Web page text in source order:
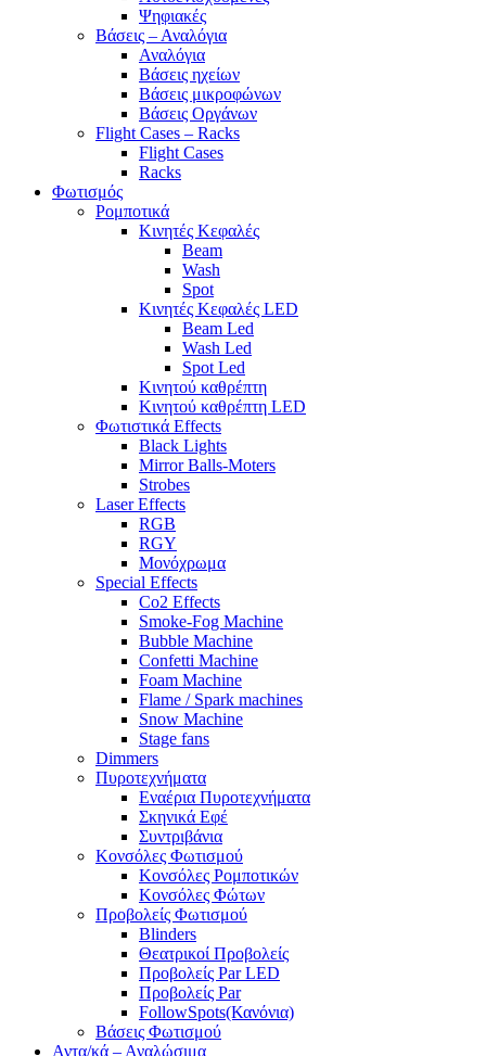
Ψηφιακές
Βάσεις – Αναλόγια
Αναλόγια
Βάσεις ηχείων
Βάσεις μικροφώνων
Βάσεις Οργάνων
Flight Cases – Racks
Flight Cases
Racks
Φωτισμός
Ρομποτικά
Κινητές Κεφαλές
Beam
Wash
Spot
Κινητές Κεφαλές LED
Beam Led
Wash Led
Spot Led
Κινητού καθρέπτη
Κινητού καθρέπτη LED
Φωτιστικά Effects
Black Lights
Mirror Balls-Moters
Strobes
Laser Effects
RGB
RGY
Μονόχρωμα
Special Effects
Co2 Effects
Smoke-Fog Machine
Bubble Machine
Confetti Machine
Foam Machine
Flame / Spark machines
Snow Machine
Stage fans
Dimmers
Πυροτεχνήματα
Εναέρια Πυροτεχνήματα
Σκηνικά Εφέ
Συντριβάνια
Κονσόλες Φωτισμού
Κονσόλες Ρομποτικών
Κονσόλες Φώτων
Προβολείς Φωτισμού
Blinders
Θεατρικοί Προβολείς
Προβολείς Par LED
Προβολείς Par
FollowSpots(Κανόνια)
Βάσεις Φωτισμού
Αντα/κά – Αναλώσιμα